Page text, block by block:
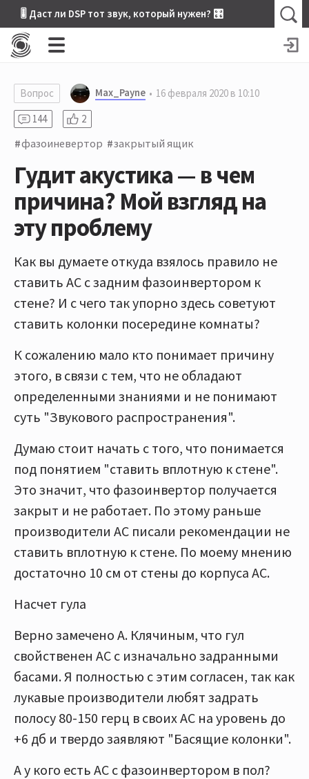
🎚 Даст ли DSP тот звук, который нужен? 🎛
Вопрос Max_Payne
16 февраля 2020 в 10:10
144
2
фазоиневертор закрытый ящик
Гудит акустика — в чем
причина? Мой взгляд на
эту проблему
Как вы думаете откуда взялось правило не
ставить АС с задним фазоинвертором к
стене? И с чего так упорно здесь советуют
ставить колонки посередине комнаты?
К сожалению мало кто понимает причину
этого, в связи с тем, что не обладают
определенными знаниями и не понимают
суть "Звукового распространения".
Думаю стоит начать с того, что понимается
под понятием "ставить вплотную к стене".
Это значит, что фазоинвертор получается
закрыт и не работает. По этому раньше
производители АС писали рекомендации не
ставить вплотную к стене. По моему мнению
достаточно 10 см от стены до корпуса АС.
Насчет гула
Верно замечено А. Клячиным, что гул
свойственен АС с изначально задранными
басами. Я полностью с этим согласен, так как
лукавые производители любят задрать
полосу 80-150 герц в своих АС на уровень до
+6 дб и твердо заявляют "Басящие колонки".
А у кого есть АС с фазоинвертором в пол?